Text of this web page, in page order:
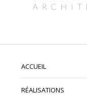
ACCUEIL
RÉALISATIONS